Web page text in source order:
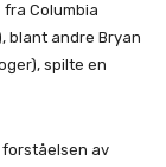
Columbia
blant andre Bryan
spilte en
forståelsen av